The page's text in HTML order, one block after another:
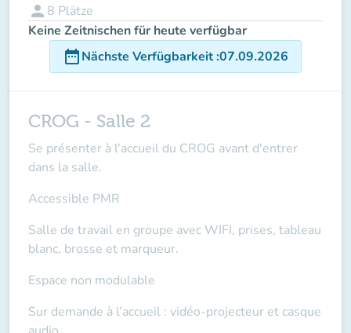
person 8 Plätze
Keine Zeitnischen für heute verfügbar
date_rangeNächste Verfügbarkeit:07.09.2026
CROG - Salle 2
Se présenter à l'accueil du CROG avant d'entrer
dans la salle.
Accessible PMR
Salle de travail en groupe avec WIFI, prises, tableau
blanc, brosse et marqueur.
Espace non modulable
Sur demande à l’accueil : vidéo-projecteur et casque